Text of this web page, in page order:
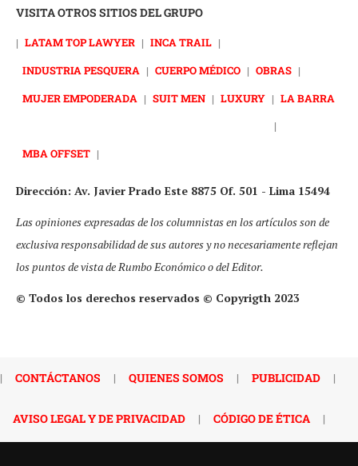
VISITA OTROS SITIOS DEL GRUPO
| LATAM TOP LAWYER | INCA TRAIL |
INDUSTRIA PESQUERA | CUERPO MÉDICO | OBRAS |
MUJER EMPODERADA | SUIT MEN | LUXURY | LA BARRA
|
MBA OFFSET |
Dirección: Av. Javier Prado Este 8875 Of. 501 - Lima 15494
Las opiniones expresadas de los columnistas en los artículos son de
exclusiva responsabilidad de sus autores y no necesariamente reflejan
los puntos de vista de Rumbo Económico o del Editor.
© Todos los derechos reservados © Copyrigth 2023
| CONTÁCTANOS | QUIENES SOMOS | PUBLICIDAD |
AVISO LEGAL Y DE PRIVACIDAD | CÓDIGO DE ÉTICA |